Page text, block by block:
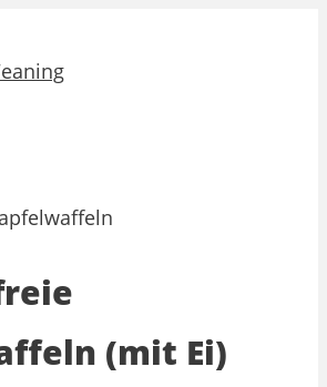
(mit Ei)